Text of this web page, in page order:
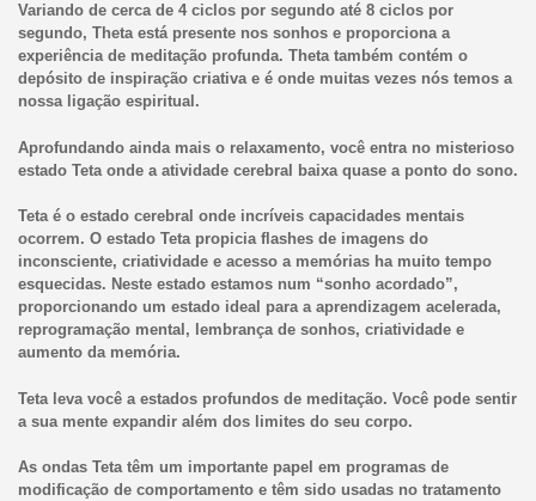
Variando de cerca de 4 ciclos por segundo até 8 ciclos por
segundo, Theta está presente nos sonhos e proporciona a
experiência de meditação profunda. Theta também contém o
depósito de inspiração criativa e é onde muitas vezes nós temos a
nossa ligação espiritual.
Aprofundando ainda mais o relaxamento, você entra no misterioso
estado Teta onde a atividade cerebral baixa quase a ponto do sono.
Teta é o estado cerebral onde incríveis capacidades mentais
ocorrem. O estado Teta propicia flashes de imagens do
inconsciente, criatividade e acesso a memórias ha muito tempo
esquecidas. Neste estado estamos num “sonho acordado”,
proporcionando um estado ideal para a aprendizagem acelerada,
reprogramação mental, lembrança de sonhos, criatividade e
aumento da memória.
Teta leva você a estados profundos de meditação. Você pode sentir
a sua mente expandir além dos limites do seu corpo.
As ondas Teta têm um importante papel em programas de
modificação de comportamento e têm sido usadas no tratamento